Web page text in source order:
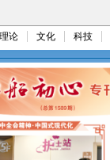
理论 文化 科技